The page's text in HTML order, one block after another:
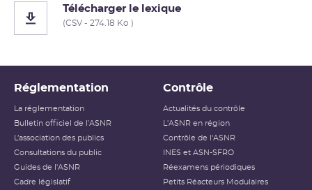
Télécharger le lexique
(CSV - 274.18 Ko )
Réglementation
La réglementation
Bulletin officiel de l'ASNR
L’association des publics
Consultations du public
Guides de l'ASNR
Cadre législatif
Contrôle
Actualités du contrôle
L'ASNR en région
Contrôle de l'ASNR
INES et ASN-SFRO
Réexamens périodiques
Petits Réacteurs Modulaires